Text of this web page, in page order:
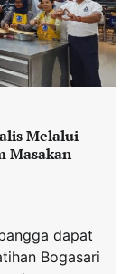
Melalui
Masakan
dapat
Bogasari